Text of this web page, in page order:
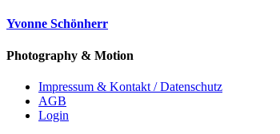
Yvonne Schönherr
Photography & Motion
Impressum & Kontakt / Datenschutz
AGB
Login